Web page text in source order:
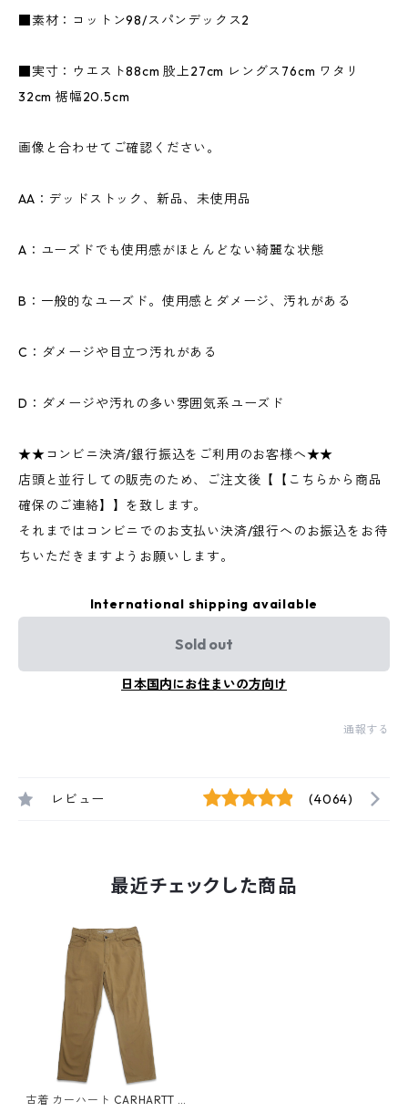
■素材：コットン98/スパンデックス2
■実寸：ウエスト88cm 股上27cm レングス76cm ワタリ
32cm 裾幅20.5cm
画像と合わせてご確認ください。
AA：デッドストック、新品、未使用品
A：ユーズドでも使用感がほとんどない綺麗な状態
B：一般的なユーズド。使用感とダメージ、汚れがある
C：ダメージや目立つ汚れがある
D：ダメージや汚れの多い雰囲気系ユーズド
★★コンビニ決済/銀行振込をご利用のお客様へ★★
店頭と並行しての販売のため、ご注文後【【こちらから商品
確保のご連絡】】を致します。
それまではコンビニでのお支払い決済/銀行へのお振込をお待
ちいただきますようお願いします。
International shipping available
Sold out
日本国内にお住まいの方向け
通報する
レビュー (4064)
最近チェックした商品
古着 カーハート CARHARTT R